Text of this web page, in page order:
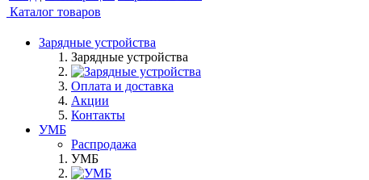
Каталог товаров
Зарядные устройства
Зарядные устройства
Оплата и доставка
Акции
Контакты
УМБ
Распродажа
УМБ